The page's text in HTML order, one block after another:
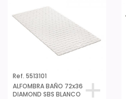
Ref. 5513101
ALFOMBRA BAÑO 72x36
DIAMOND SBS BLANCO